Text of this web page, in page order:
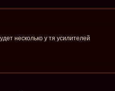
несколько у тя усилителей